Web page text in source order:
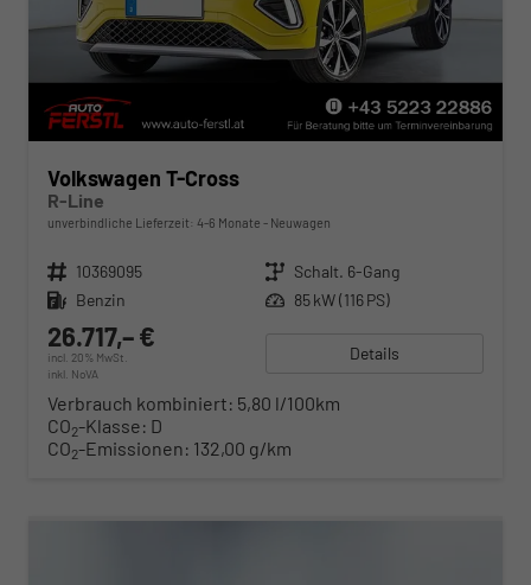
Volkswagen T-Cross
R-Line
unverbindliche Lieferzeit: 4-6 Monate Neuwagen
Fahrzeugnr. 10369095 Getriebe Schalt. 6-Gang
Kraftstoff Benzin Leistung 85 kW (116 PS)
26.717,– €
incl. 20% MwSt.
inkl. NoVA
Details
Verbrauch kombiniert: 5,80 l/100km
CO2-Klasse: D
CO2-Emissionen: 132,00 g/km